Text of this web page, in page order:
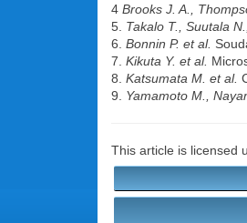
4 Brooks J. A.,
5. Takalo T., Suutala
6. Bonnin P. et al.
7. Kikuta Y. et al.
8. Katsumata M. et al.
9. Yamamoto M.,
This article is licensed